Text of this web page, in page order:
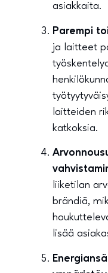
asiakkaita.
Parempi
ja laitteet
laitteiden
katkoksia.
liiketilan
brändiä,
lisää